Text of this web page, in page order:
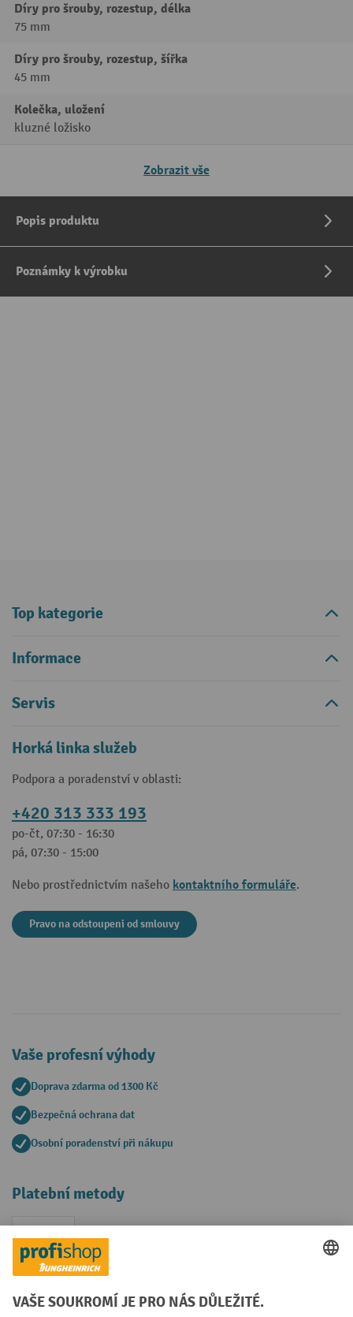
Díry pro šrouby, rozestup, délka
75 mm
Díry pro šrouby, rozestup, šířka
45 mm
Kolečka, uložení
kluzné ložisko
Zobrazit vše
Popis produktu
Poznámky k výrobku
Top kategorie
Informace
Servis
Horká linka služeb
Podpora a poradenství v oblasti:
+420 313 333 193
po-čt, 07:30 - 16:30
pá, 07:30 - 15:00
Nebo prostřednictvím našeho kontaktního formuláře.
Pravo na odstoupeni od smlouvy
Vaše profesní výhody
Doprava zdarma od 1300 Kč
Bezpečná ochrana dat
Osobní poradenství při nákupu
Platební metody
Faktura
Sociální sítě